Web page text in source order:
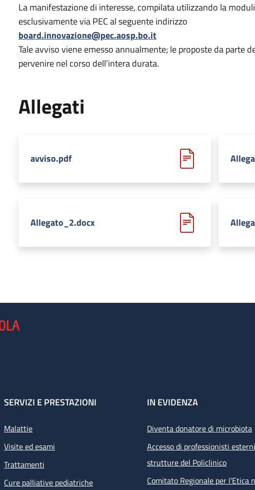
La manifestazione di interesse, compilata utilizzando la
esclusivamente via PEC al seguente indirizzo
board.innovazione@pec.aosp.bo.it
Tale avviso viene emesso annualmente; le proposte da parte
pervenire nel corso dell’intera durata.
Allegati
avviso.pdf
Allegato_2.docx
SERVIZI E PRESTAZIONI
Malattie
Visite ed esami
Trattamenti
Cure palliative pediatriche
IN EVIDENZA
Diventa donatore di microbiota
Accesso di professionisti
strutture del Policlinico
Comitato Regionale per l’Etica